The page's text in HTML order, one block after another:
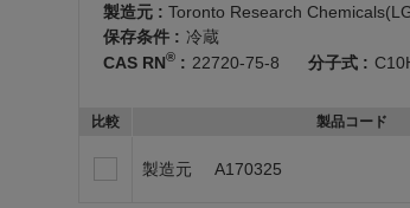
製造元 : Toronto Research
保存条件 : 冷蔵
CAS RN® : 22720-75-8 分子式 :
比較 製品コード
製造元 A170325